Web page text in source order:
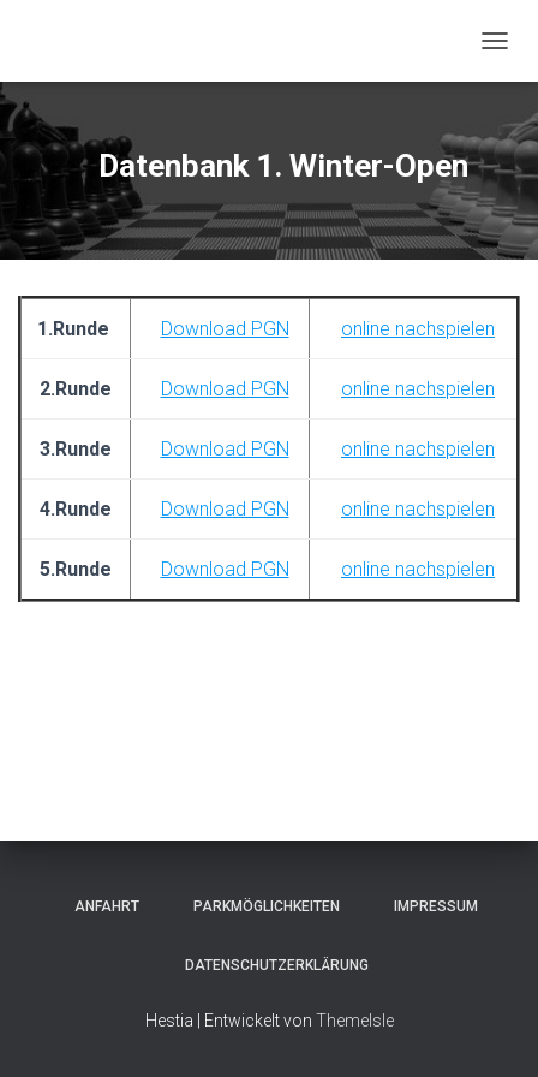
Datenbank 1. Winter-Open
1.Runde Download PGN online nachspielen
2.Runde Download PGN online nachspielen
3.Runde Download PGN online nachspielen
4.Runde Download PGN online nachspielen
5.Runde Download PGN online nachspielen
ANFAHRT PARKMÖGLICHKEITEN IMPRESSUM
DATENSCHUTZERKLÄRUNG
Hestia | Entwickelt von ThemeIsle